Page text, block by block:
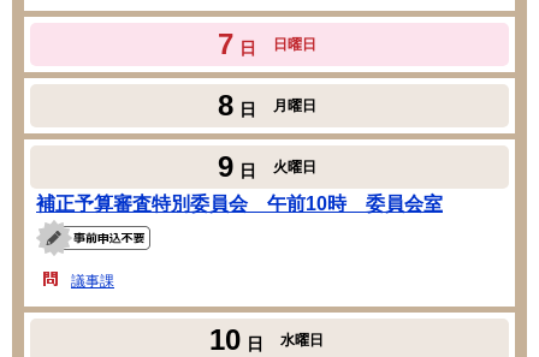
7 日 日曜日
8 日 月曜日
9 日 火曜日
補正予算審査特別委員会 午前10時 委員会室
議事課
10 日 水曜日